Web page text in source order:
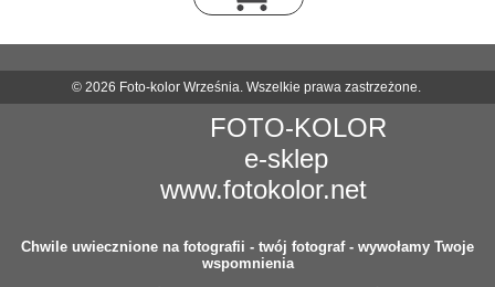
FOTO-KOLOR
e-sklep
www.fotokolor.net
Chwile uwiecznione na fotografii - twój fotograf - wywołamy Twoje
wspomnienia
© 2026 Foto-kolor Września. Wszelkie prawa zastrzeżone.